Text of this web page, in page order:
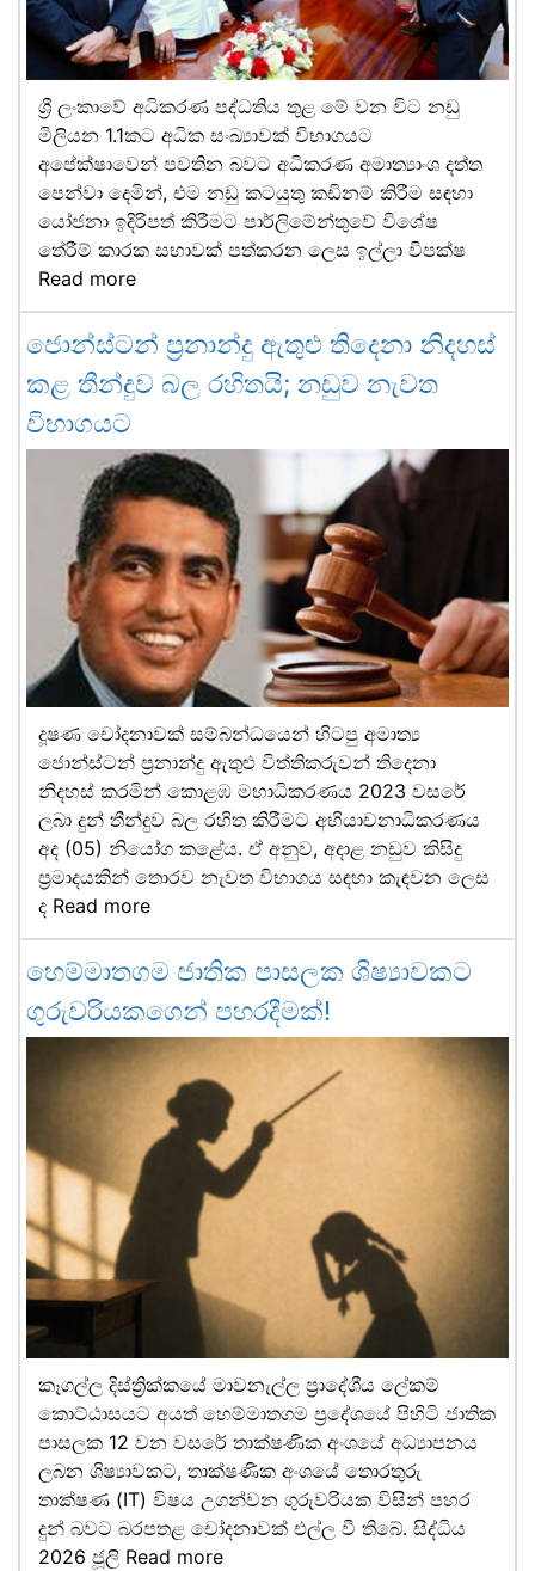
ශ්‍රී ලංකාවේ අධිකරණ පද්ධතිය තුළ මේ වන විට නඩු
මිලියන 1.1කට අධික සංඛ්‍යාවක් විභාගයට
අපේක්ෂාවෙන් පවතින බවට අධිකරණ අමාත්‍යාංශ දත්ත
පෙන්වා දෙමින්, එම නඩු කටයුතු කඩිනම් කිරීම සඳහා
යෝජනා ඉදිරිපත් කිරීමට පාර්ලිමේන්තුවේ විශේෂ
තේරීම් කාරක සභාවක් පත්කරන ලෙස ඉල්ලා විපක්ෂ
Read more
ජොන්ස්ටන් ප්‍රනාන්දු ඇතුළු තිදෙනා නිදහස්
කළ තීන්දුව බල රහිතයි; නඩුව නැවත
විභාගයට
දූෂණ චෝදනාවක් සම්බන්ධයෙන් හිටපු අමාත්‍ය
ජොන්ස්ටන් ප්‍රනාන්දු ඇතුළු විත්තිකරුවන් තිදෙනා
නිදහස් කරමින් කොළඹ මහාධිකරණය 2023 වසරේ
ලබා දුන් තීන්දුව බල රහිත කිරීමට අභියාචනාධිකරණය
අද (05) නියෝග කළේය. ඒ අනුව, අදාළ නඩුව කිසිදු
ප්‍රමාදයකින් තොරව නැවත විභාගය සඳහා කැඳවන ලෙස
ද Read more
හෙම්මාතගම ජාතික පාසලක ශිෂ්‍යාවකට
ගුරුවරියකගෙන් පහරදීමක්!
කෑගල්ල දිස්ත්‍රික්කයේ මාවනැල්ල ප්‍රාදේශීය ලේකම්
කොට්ඨාසයට අයත් හෙම්මාතගම ප්‍රදේශයේ පිහිටි ජාතික
පාසලක 12 වන වසරේ තාක්ෂණික අංශයේ අධ්‍යාපනය
ලබන ශිෂ්‍යාවකට, තාක්ෂණික අංශයේ තොරතුරු
තාක්ෂණ (IT) විෂය උගන්වන ගුරුවරියක විසින් පහර
දුන් බවට බරපතළ චෝදනාවක් එල්ල වී තිබේ. සිද්ධිය
2026 ජූලි Read more